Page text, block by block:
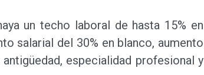
un techo laboral de hasta 15% en
salarial del 30% en blanco, aumento
especialidad profesional y